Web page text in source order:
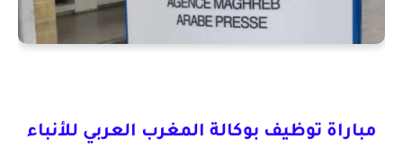
مباراة توظيف بوكالة المغرب العربي للأنباء